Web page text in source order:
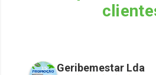
Geribemestar Lda